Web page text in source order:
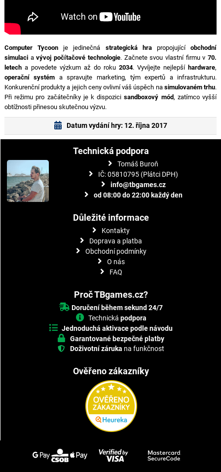
Computer Tycoon je jedinečná strategická hrapropojujícíobchodní
simulaciavývoj počítačové technologie. Začnete svou vlastní firmu v70.
letecha povedete výzkum až do roku 2034. Vyvíjejte nejlepšíhardware,
operační systém a spravujte marketing, tým expertů a infrastrukturu.
Konkurenční produkty a jejich ceny ovlivní váš úspěch na simulovaném trhu.
Při režimu pro začátečníky je k dispozicisandboxový mód, zatímco vyšší
obtížnosti přinesou skutečnou výzvu.
Datum vydání hry: 12. října 2017
Technická podpora
Tomáš Buroň
IČ: 05810795 (Plátci DPH)
info@tbgames.cz
od 08:00 do 22:00 každý den
Důležité informace
Kontakty
Doprava a platba
Obchodní podmínky
O nás
FAQ
Proč TBgames.cz?
Doručení během sekund 24/7
Technická podpora
Jednoduchá aktivace podle návodu
Garantované bezpečné platby
Doživotní záruka na funkčnost
Ověřeno zákazníky